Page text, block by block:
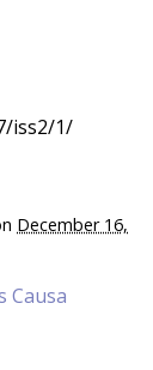
iss2/1/
December 16,
Causa